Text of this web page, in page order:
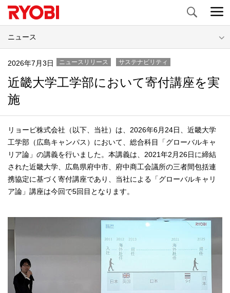
Search
ニュース
2026年7月3日 ニュースリリース サステナビリティ
近畿大学工学部において寄付講座を実
施
リョービ株式会社（以下、当社）は、2026年6月24日、近畿大学
工学部（広島キャンパス）において、総合科目「グローバルキャ
リア論」の講義を行いました。本講義は、2021年2月26日に締結
された近畿大学、広島県府中市、府中商工会議所の三者間包括連
携協定に基づく寄付講座であり、当社による「グローバルキャリ
ア論」講座は今回で5回目となります。